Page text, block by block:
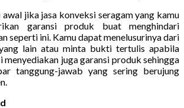
jika jasa konveksi seragam yang kamu
garansi produk buat menghindari
seperti ini. Kamu dapat menelusurinya dari
lain atau minta bukti tertulis apabila
menyediakan juga garansi produk sehingga
tanggung-jawab yang sering berujung